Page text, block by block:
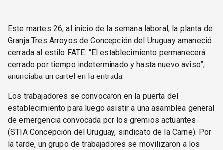
Este martes 26, al inicio de la semana laboral, la planta de
Granja Tres Arroyos de Concepción del Uruguay amaneció
cerrada al estilo FATE: “El establecimiento permanecerá
cerrado por tiempo indeterminado y hasta nuevo aviso”,
anunciaba un cartel en la entrada.
Los trabajadores se convocaron en la puerta del
establecimiento para luego asistir a una asamblea general
de emergencia convocada por los gremios actuantes
(STIA Concepción del Uruguay, sindicato de la Carne). Por
la tarde, un grupo de trabajadores se movilizaron a los